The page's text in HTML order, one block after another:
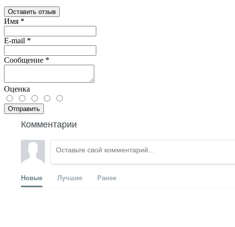
Оставить отзыв
Имя *
E-mail *
Сообщение *
Оценка
Отправить
Комментарии
Новые Лучшие Ранее